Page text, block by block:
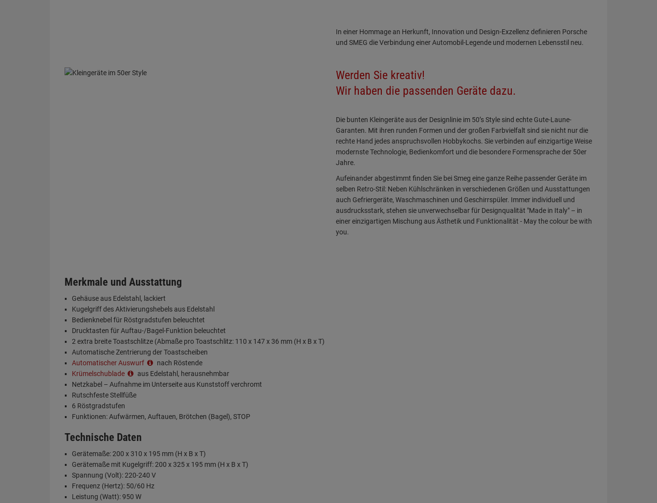
In einer Hommage an Herkunft, Innovation und Design-Exzellenz definieren Porsche
und SMEG die Verbindung einer Automobil-Legende und modernen Lebensstil neu.
Werden Sie kreativ!
Wir haben die passenden Geräte dazu.
Die bunten Kleingeräte aus der Designlinie im 50’s Style sind echte Gute-Laune-
Garanten. Mit ihren runden Formen und der großen Farbvielfalt sind sie nicht nur die
rechte Hand jedes anspruchsvollen Hobbykochs. Sie verbinden auf einzigartige Weise
modernste Technologie, Bedienkomfort und die besondere Formensprache der 50er
Jahre.
Aufeinander abgestimmt finden Sie bei Smeg eine ganze Reihe passender Geräte im
selben Retro-Stil: Neben Kühlschränken in verschiedenen Größen und Ausstattungen
auch Gefriergeräte, Waschmaschinen und Geschirrspüler. Immer individuell und
ausdrucksstark, stehen sie unverwechselbar für Designqualität "Made in Italy" – in
einer einzigartigen Mischung aus Ästhetik und Funktionalität - May the colour be with
you.
Merkmale und Ausstattung
Gehäuse aus Edelstahl, lackiert
Kugelgriff des Aktivierungshebels aus Edelstahl
Bedienknebel für Röstgradstufen beleuchtet
Drucktasten für Auftau-/Bagel-Funktion beleuchtet
2 extra breite Toastschlitze (Abmaße pro Toastschlitz: 110 x 147 x 36 mm (H x B x T)
Automatische Zentrierung der Toastscheiben
Automatischer Auswurf
nach Röstende
Krümelschublade
aus Edelstahl, herausnehmbar
Netzkabel – Aufnahme im Unterseite aus Kunststoff verchromt
Rutschfeste Stellfüße
6 Röstgradstufen
Funktionen: Aufwärmen, Auftauen, Brötchen (Bagel), STOP
Technische Daten
Gerätemaße: 200 x 310 x 195 mm (H x B x T)
Gerätemaße mit Kugelgriff: 200 x 325 x 195 mm (H x B x T)
Spannung (Volt): 220-240 V
Frequenz (Hertz): 50/60 Hz
Leistung (Watt): 950 W